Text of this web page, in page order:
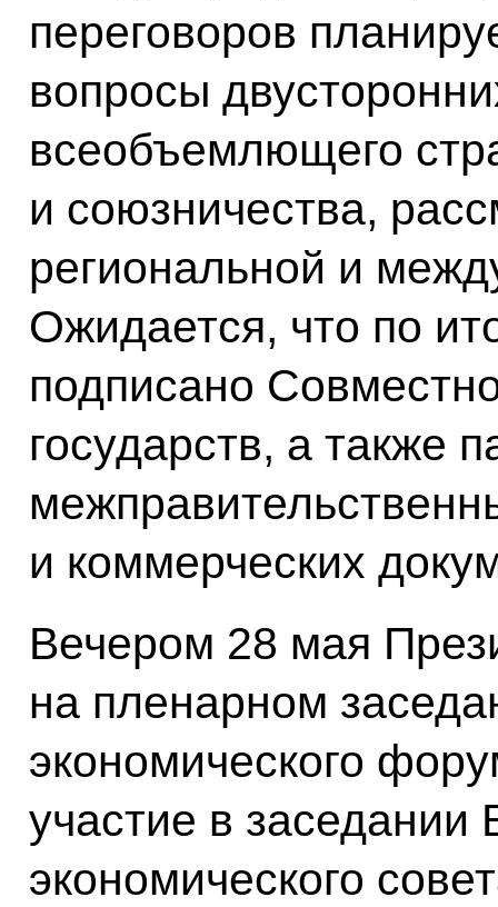
переговоров
вопросы
всеобъемлющего
и союзничества,
региональной и
Ожидается, что по
подписано
государств, а также
и коммерческих
Вечером 28 мая
на пленарном
экономического
участие в заседании
экономического